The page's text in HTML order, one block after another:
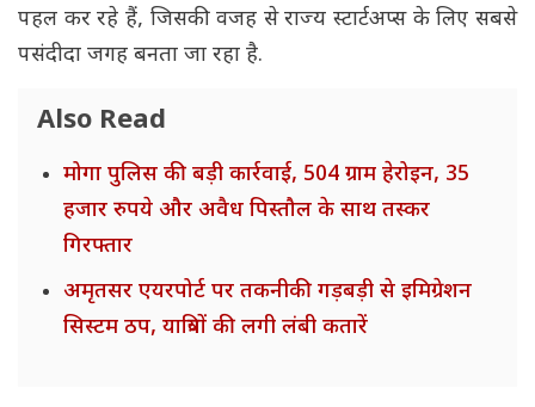
पहल कर रहे हैं, जिसकी वजह से राज्य स्टार्टअप्स के लिए सबसे
पसंदीदा जगह बनता जा रहा है.
Also Read
मोगा पुलिस की बड़ी कार्रवाई, 504 ग्राम हेरोइन, 35
हजार रुपये और अवैध पिस्तौल के साथ तस्कर
गिरफ्तार
अमृतसर एयरपोर्ट पर तकनीकी गड़बड़ी से इमिग्रेशन
सिस्टम ठप, यात्रियों की लगी लंबी कतारें